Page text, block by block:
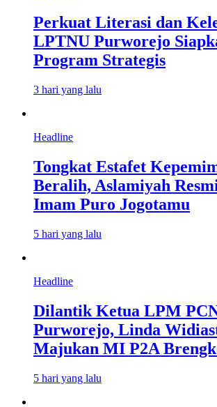
Perkuat Literasi dan
LPTNU Purworejo
Program Strategis
3 hari yang lalu
Headline
Tongkat Estafet
Beralih, Aslamiyah
Imam Puro Jogotamu
5 hari yang lalu
Headline
Dilantik Ketua LPM
Purworejo, Linda
Majukan MI P2A
5 hari yang lalu